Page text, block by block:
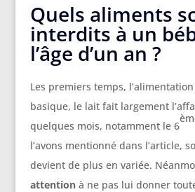
Quels aliments
interdits à un
l’âge d’un an ?
Les premiers temps,
basique, le lait fait largement
quelques mois, notamment le 6
l’avons mentionné dans l’article,
devient de plus en variée.
attentionà ne pas lui donner